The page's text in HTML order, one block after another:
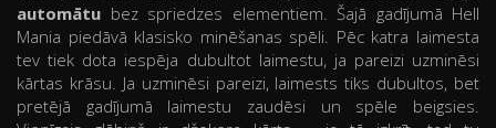
automātu bez spriedzes elementiem. Šajā gadījumā Hell
Mania piedāvā klasisko minēšanas spēli. Pēc katra laimesta
tev tiek dota iespēja dubultot laimestu, ja pareizi uzminēsi
kārtas krāsu. Ja uzminēsi pareizi, laimests tiks dubultos, bet
pretējā gadījumā laimestu zaudēsi un spēle beigsies.